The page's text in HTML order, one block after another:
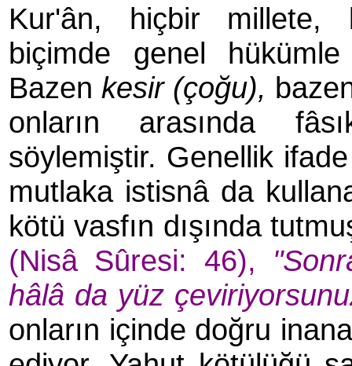
Kur'ân, hiçbir millete,
biçimde genel hükümle
Bazen kesir (çoğu),
onların arasında
söylemiştir. Genellik
mutlaka istisnâ da
kötü vasfın dışında
(Nisâ Sûresi: 46),
hâlâ da yüz
onların içinde doğru